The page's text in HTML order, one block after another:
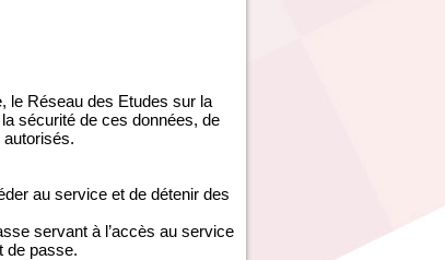
le Réseau des Etudes sur la
sécurité de ces données, de
au service et de détenir des
servant à l’accès au service
de passe.